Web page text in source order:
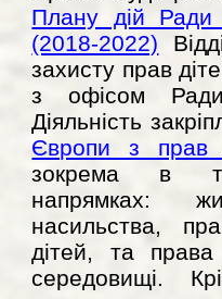
Плану дій Ради
(2018-2022)
захисту прав
з офісом
Діяльність
Європи з прав
зокрема в
напрямках:
насильства,
дітей, та
середовищі.